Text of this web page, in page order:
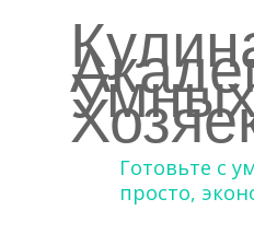
Готовьте с
просто,